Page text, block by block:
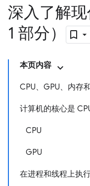
深入了解
1 部分）
本页内容
CPU、GPU、内存
计算机的核心是
CPU
GPU
在进程和线程上执